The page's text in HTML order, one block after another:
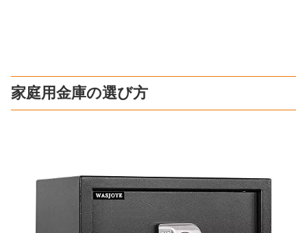
家庭用金庫の選び方